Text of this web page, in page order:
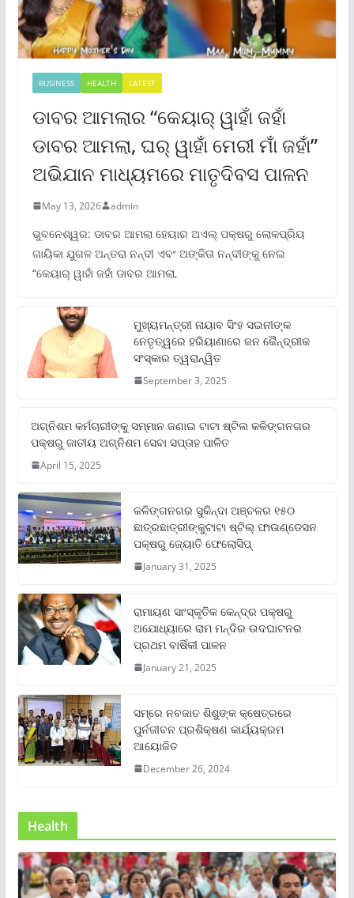
BUSINESS HEALTH LATEST
ଡାବର ଆମଲାର “କେୟାର୍ ୱାହାଁ ଜହାଁ
ଡାବର ଆମଲା, ଘର୍ ୱାହାଁ ମେରୀ ମାଁ ଜହାଁ”
ଅଭିଯାନ ମାଧ୍ୟମରେ ମାତୃଦିବସ ପାଳନ
May 13, 2026 admin
ଭୁବନେଶ୍ୱର: ଡାବର ଆମଲା ହେୟାର ଅଏଲ୍ ପକ୍ଷରୁ ଲୋକପ୍ରିୟ
ଗାୟିକା ଯୁଗଳ ଅନ୍ତରା ନନ୍ଦୀ ଏବଂ ଅଙ୍କିତା ନନ୍ଦୀଙ୍କୁ ନେଇ
“କେୟାର୍ ୱାହାଁ ଜହାଁ ଡାବର ଆମଲା,
ମୁଖ୍ୟମନ୍ତ୍ରୀ ନାୟାବ ସିଂହ ସଇନୀଙ୍କ
ନେତୃତ୍ୱରେ ହରିୟାଣାରେ ଜନ କୈନ୍ଦ୍ରୀକ
ସଂସ୍କାର ତ୍ୱରାନ୍ୱିତ
September 3, 2025
ଅଗ୍ନିଶମ କର୍ମଚାରୀଙ୍କୁ ସମ୍ମାନ ଜଣାଇ ଟାଟା ଷ୍ଟିଲ କଳିଙ୍ଗନଗର
ପକ୍ଷରୁ ଜାତୀୟ ଅଗ୍ନିଶମ ସେବା ସପ୍ତାହ ପାଳିତ
April 15, 2025
କଳିଙ୍ଗନଗର ସୁକିନ୍ଦା ଅଞ୍ଚଳର ୧୫୦
ଛାତ୍ରଛାତ୍ରୀଙ୍କୁଟାଟା ଷ୍ଟିଲ୍ ଫାଉଣ୍ଡେସନ
ପକ୍ଷରୁ ଜ୍ୟୋତି ଫେଲୋସିପ୍‌
January 31, 2025
ରାମାୟଣ ସାଂସ୍କୃତିକ କେନ୍ଦ୍ର ପକ୍ଷରୁ
ଅଯୋଧ୍ୟାରେ ରାମ ମନ୍ଦିର ଉଦଘାଟନର
ପ୍ରଥମ ବାର୍ଷିକୀ ପାଳନ
January 21, 2025
ସମ୍‌ରେ ନବଜାତ ଶିଶୁଙ୍କ କ୍ଷେତ୍ରରେ
ପୁର୍ନଜୀବନ ପ୍ରଶିକ୍ଷଣ କାର୍ଯ୍ୟକ୍ରମ
ଆୟୋଜିତ
December 26, 2024
Health